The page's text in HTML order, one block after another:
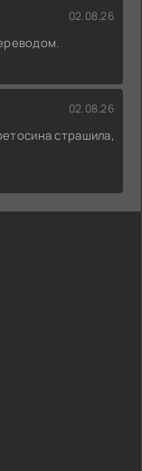
02.08.26
02.08.26
страшила,